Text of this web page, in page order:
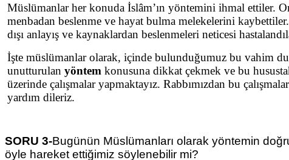
Müslümanlar her konuda İslâm’ın yöntemini ihmal ettiler.
menbadan beslenme ve hayat bulma melekelerini
dışı anlayış ve kaynaklardan beslenmeleri neticesi
İşte müslümanlar olarak, içinde bulunduğumuz bu vahim
unutturulan yöntem konusuna dikkat çekmek ve bu
üzerinde çalışmalar yapmaktayız. Rabbımızdan bu
yardım dileriz.
SORU 3-Bugünün Müslümanları olarak yöntemin
öyle hareket ettiğimiz söylenebilir mi?